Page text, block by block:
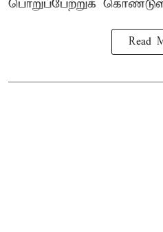
பொறுப்பேற்றுக்
Read